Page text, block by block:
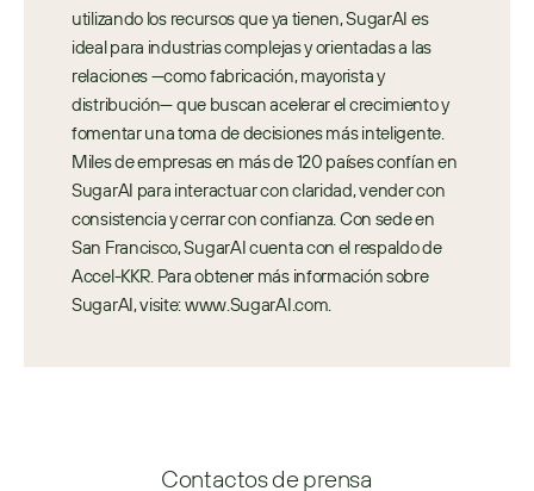
utilizando los recursos que ya tienen, SugarAI es
ideal para industrias complejas y orientadas a las
relaciones —como fabricación, mayorista y
distribución— que buscan acelerar el crecimiento y
fomentar una toma de decisiones más inteligente.
Miles de empresas en más de 120 países confían en
SugarAI para interactuar con claridad, vender con
consistencia y cerrar con confianza. Con sede en
San Francisco, SugarAI cuenta con el respaldo de
Accel-KKR. Para obtener más información sobre
SugarAI, visite: www.SugarAI.com.
Contactos de prensa